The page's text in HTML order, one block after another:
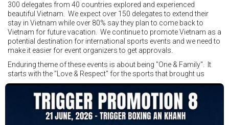
300 delegates from 40 countries explored and experienced
beautiful Vietnam. We expect over 150 delegates to extend their
stay in Vietnam while over 80% say they plan to come back to
Vietnam for future vacation. We continue to promote Vietnam as a
potential destination for international sports events and we need to
make it easier for event organizers to get approvals.
Enduring theme of these events is about being "One & Family". It
starts with the "Love & Respect" for the sports that brought us
together. To help each other get better, to share experiences, and
remembering that it is all about protecting the safety of the boxers
in and out of the ring. It is not about power over them but rather
power to serve, guide, advice, and respect the path they chose. We
strive to make it a little smoother and safer.